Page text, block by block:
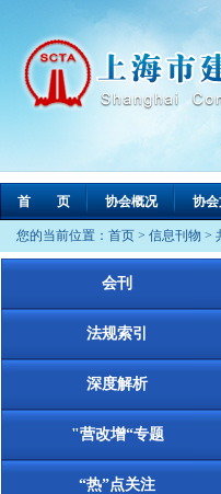
首 页 协会概况 协
您的当前位置： 首页 > 信息刊物 >
会刊
法规索引
深度解析
"营改增“专题
“热”点关注